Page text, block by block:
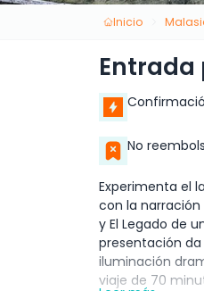
Inicio
Entrada
No
Experimenta el
con la narración
y El Legado de
presentación da
iluminación
viaje de 70